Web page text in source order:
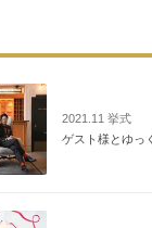
2021.11 挙式
ゲスト様とゆっ